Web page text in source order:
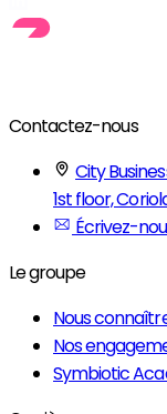
Contactez-nous
City
1st floor,
Écrivez-
Le groupe
Nous
Nos
Symbiotic